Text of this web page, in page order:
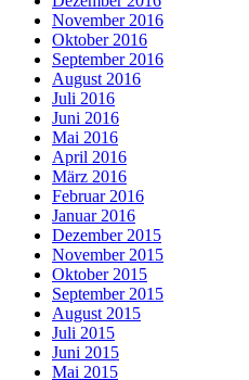
November 2016
Oktober 2016
September 2016
August 2016
Juli 2016
Juni 2016
Mai 2016
April 2016
März 2016
Februar 2016
Januar 2016
Dezember 2015
November 2015
Oktober 2015
September 2015
August 2015
Juli 2015
Juni 2015
Mai 2015